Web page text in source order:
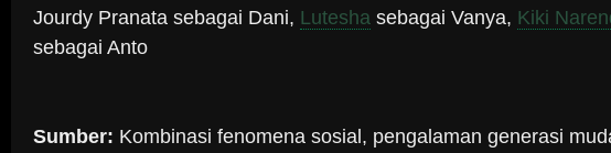
Jourdy Pranata sebagai Dani, Lutesha sebagai Vanya, Kiki
sebagai Anto
Sumber: Kombinasi fenomena sosial, pengalaman generasi